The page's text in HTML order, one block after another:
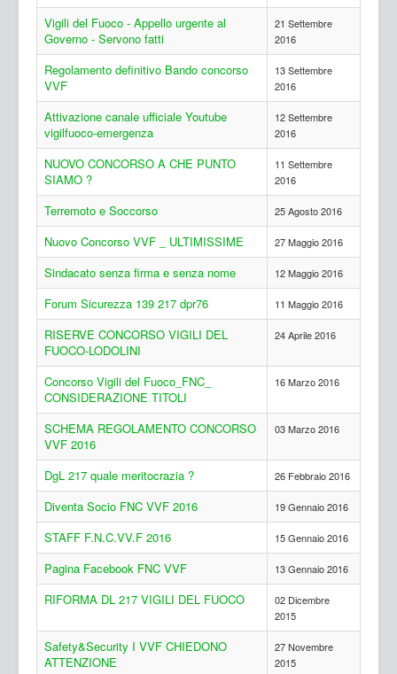
Vigili del Fuoco - Appello urgente al
Governo - Servono fatti
21 Settembre
2016
Regolamento definitivo Bando concorso
VVF
13 Settembre
2016
Attivazione canale ufficiale Youtube
vigilfuoco-emergenza
12 Settembre
2016
NUOVO CONCORSO A CHE PUNTO
SIAMO ?
11 Settembre
2016
Terremoto e Soccorso 25 Agosto 2016
Nuovo Concorso VVF _ ULTIMISSIME 27 Maggio 2016
Sindacato senza firma e senza nome 12 Maggio 2016
Forum Sicurezza 139 217 dpr76 11 Maggio 2016
RISERVE CONCORSO VIGILI DEL
FUOCO-LODOLINI
24 Aprile 2016
Concorso Vigili del Fuoco_FNC_
CONSIDERAZIONE TITOLI
16 Marzo 2016
SCHEMA REGOLAMENTO CONCORSO
VVF 2016
03 Marzo 2016
DgL 217 quale meritocrazia ? 26 Febbraio 2016
Diventa Socio FNC VVF 2016 19 Gennaio 2016
STAFF F.N.C.VV.F 2016 15 Gennaio 2016
Pagina Facebook FNC VVF 13 Gennaio 2016
RIFORMA DL 217 VIGILI DEL FUOCO
02 Dicembre
2015
Safety&Security I VVF CHIEDONO
ATTENZIONE
27 Novembre
2015